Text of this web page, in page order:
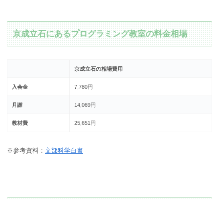
京成立石にあるプログラミング教室の料金相場
京成立石の相場費用
入会金 7,780円
月謝 14,069円
教材費 25,651円
※参考資料： 文部科学白書